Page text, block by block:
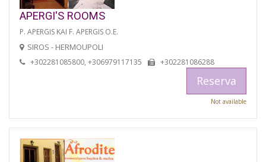
APERGI'S ROOMS
P. APERGIS KAI F. APERGIS O.E.
SIROS - HERMOUPOLI
+302281085800, +306979117135 +302281086288
Reserva
Not available